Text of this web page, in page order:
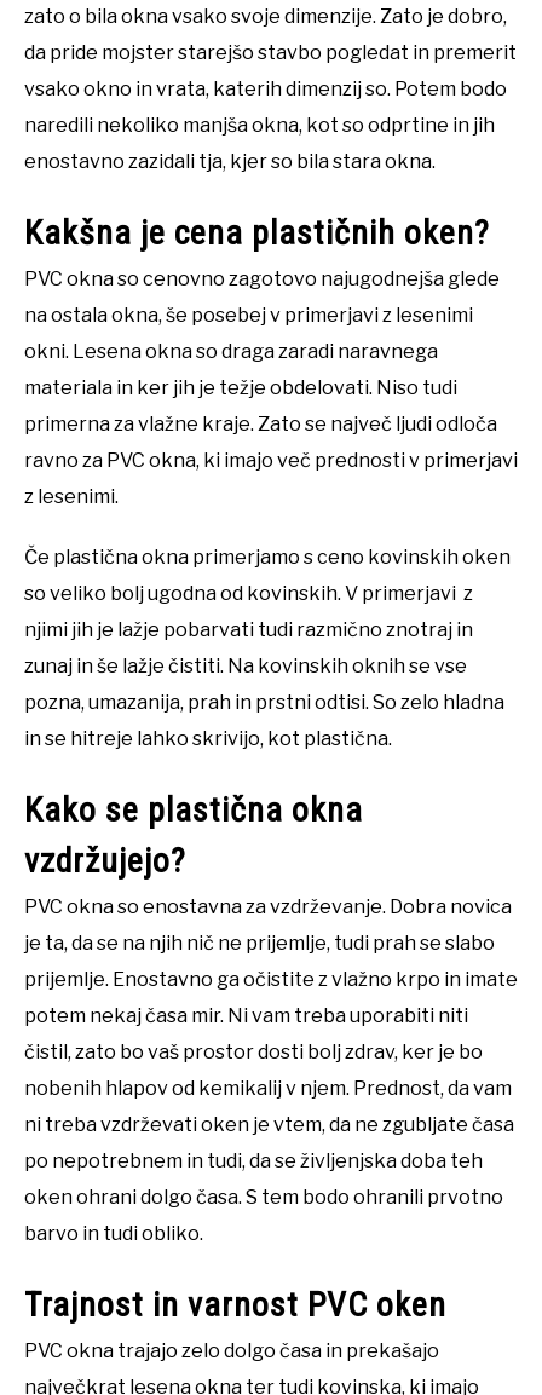
zato o bila okna vsako svoje dimenzije. Zato je dobro,
da pride mojster starejšo stavbo pogledat in premerit
vsako okno in vrata, katerih dimenzij so. Potem bodo
naredili nekoliko manjša okna, kot so odprtine in jih
enostavno zazidali tja, kjer so bila stara okna.
Kakšna je cena plastičnih oken?
PVC okna so cenovno zagotovo najugodnejša glede
na ostala okna, še posebej v primerjavi z lesenimi
okni. Lesena okna so draga zaradi naravnega
materiala in ker jih je težje obdelovati. Niso tudi
primerna za vlažne kraje. Zato se največ ljudi odloča
ravno za PVC okna, ki imajo več prednosti v primerjavi
z lesenimi.
Če plastična okna primerjamo s ceno kovinskih oken
so veliko bolj ugodna od kovinskih. V primerjavi z
njimi jih je lažje pobarvati tudi razmično znotraj in
zunaj in še lažje čistiti. Na kovinskih oknih se vse
pozna, umazanija, prah in prstni odtisi. So zelo hladna
in se hitreje lahko skrivijo, kot plastična.
Kako se plastična okna
vzdržujejo?
PVC okna so enostavna za vzdrževanje. Dobra novica
je ta, da se na njih nič ne prijemlje, tudi prah se slabo
prijemlje. Enostavno ga očistite z vlažno krpo in imate
potem nekaj časa mir. Ni vam treba uporabiti niti
čistil, zato bo vaš prostor dosti bolj zdrav, ker je bo
nobenih hlapov od kemikalij v njem. Prednost, da vam
ni treba vzdrževati oken je vtem, da ne zgubljate časa
po nepotrebnem in tudi, da se življenjska doba teh
oken ohrani dolgo časa. S tem bodo ohranili prvotno
barvo in tudi obliko.
Trajnost in varnost PVC oken
PVC okna trajajo zelo dolgo časa in prekašajo
največkrat lesena okna ter tudi kovinska, ki imajo